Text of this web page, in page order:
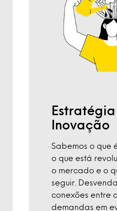
Inovação
Sabemos o que
o que está
o mercado e o
seguir.
conexões entre
demandas em